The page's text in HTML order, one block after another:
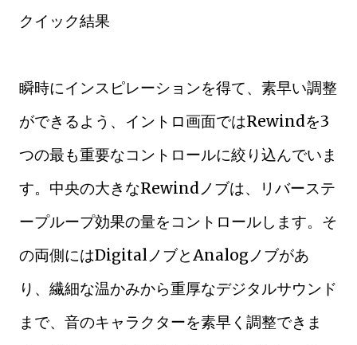
クイック結果
瞬時にインスピレーションを得て、素早い調整
ができるよう、イントロ画面ではRewindを3
つの最も重要なコントロールに絞り込んでいま
す。中央の大きなRewindノブは、リバーステ
ープループ効果の量をコントロールします。そ
の両側にはDigitalノブとAnalogノブがあ
り、繊細な温かみから重厚なデジタルサウンド
まで、音のキャラクターを素早く調整できま